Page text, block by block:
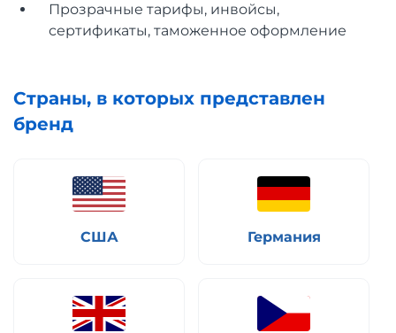
Прозрачные тарифы, инвойсы,
сертификаты, таможенное оформление
Страны, в которых представлен
бренд
США Германия